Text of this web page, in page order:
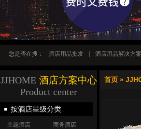
您是否在搜： 酒店用品批发 酒店用品解决方案
首页 »
JJHOME 酒店方案中心
Product center
按酒店星级分类
主题酒店
商务酒店